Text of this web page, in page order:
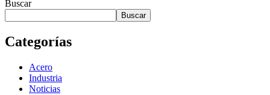
Buscar
Buscar
Categorías
Acero
Industria
Noticias